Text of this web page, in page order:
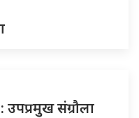
संग्रौला